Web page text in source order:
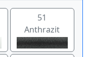
51
Anthrazit